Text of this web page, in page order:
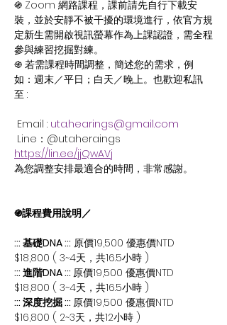
֍ Zoom 網路課程，課前請先自行下載安
裝，並於安靜不被干擾的環境進行，依官方規
定新生需開啟視訊螢幕作為上課認證，需全程
參與練習挖掘對練。
֍ 若需課程時間調整，簡述您的需求，例
如：週末／平日；白天／晚上。也歡迎私訊
至 :
Email : uta.hearings@gmail.com
Line：@utaheraings
https://lin.ee/jjQwAVj
為您調整安排最適合的時間，非常感謝。
֍課程費用說明／
::: 基礎DNA ::: 原價19,500 優惠價NTD
$18,800 ( 3~4天，共16.5小時 )
::: 進階DNA ::: 原價19,500 優惠價NTD
$18,800 ( 3~4天，共16.5小時 )
::: 深度挖掘 ::: 原價19,500 優惠價NTD
$16,800 ( 2~3天，共12小時 )